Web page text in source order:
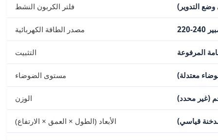
فلتر الكربون النشط التدوير)
مصدر الطاقة الكهربائية
التثبيت المرفوعة
مستوى الضوضاء معتدلة)
الوزن
الأبعاد (الطول × العمق × الارتفاع) قياسي)